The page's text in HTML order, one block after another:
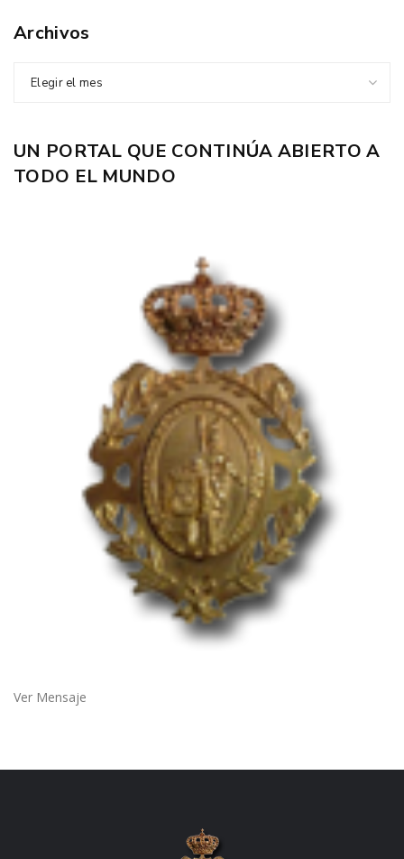
Archivos
Elegir el mes
UN PORTAL QUE CONTINÚA ABIERTO A
TODO EL MUNDO
Ver Mensaje